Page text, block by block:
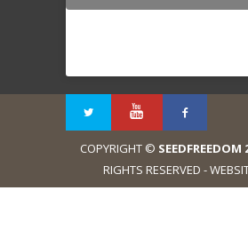
COPYRIGHT © SEEDFREEDOM
RIGHTS RESERVED -